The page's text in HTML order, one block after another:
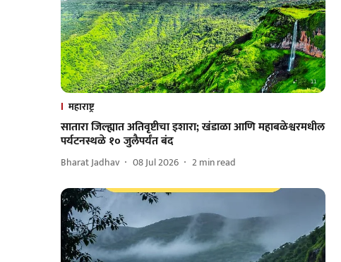
महाराष्ट्र
सातारा जिल्ह्यात अतिवृष्टीचा इशारा; खंडाळा आणि महाबळेश्वरमधील
पर्यटनस्थळे १० जुलैपर्यंत बंद
Bharat Jadhav 08 Jul 2026 2min read